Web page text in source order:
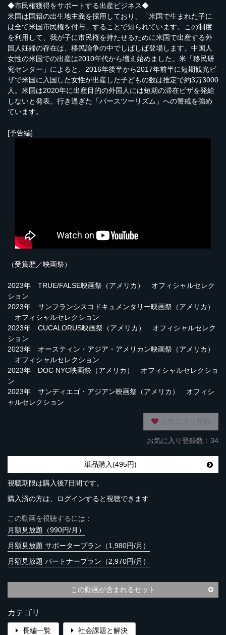
◆市民権獲得をサポートする出産ビジネス◆
米国は国籍の出生地主義を採用しており、「米国で生まれた子に
は全て米国市民権を付与」することで知られています。この制度
を利用して、我が子に市民権を持たせるために米国で出産する外
国人妊婦の存在は、移民論争の中でしばしば登場します。中国人
女性の米国での出産は2010年代から増え始めました。米「移民研
究センター」によると、2016年後半から2017年前半に短期観光ビ
ザで米国に入国した女性が出産した子どもの数は推定で約3万3000
人。米国は2020年に出産目的の外国人には短期の滞在ビザを発給
しないと発表。行き過ぎた「バースツーリズム」への警戒を強め
ています。
[予告編]
（受賞歴／映画祭）
2023年 TRUE/FALSE映画祭（アメリカ） オフィシャルセレク
ション
2023年 サンフランシスコドキュメンタリー映画祭（アメリカ）
オフィシャルセレクション
2023年 CUCALORUS映画祭（アメリカ） オフィシャルセレク
ション
2023年 オースティン・アジア・アメリカン映画祭（アメリカ）
オフィシャルセレクション
2023年 DOC NYC映画祭（アメリカ） オフィシャルセレクショ
ン
2023年 サンディエゴ・アジアン映画祭（アメリカ） オフィシ
ャルセレクション
お気に入り登録数：34
単品購入(495円)
視聴期限は購入後7日間です。
購入済の方は、ログインすると視聴できます
この動画を視聴するには：
月額見放題（990円/月）
月額見放題 サポータープラン（1,980円/月）
月額見放題 パートナープラン（2,970円/月）
この動画が含まれるセット
カテゴリ
長編一覧 社会課題と解決